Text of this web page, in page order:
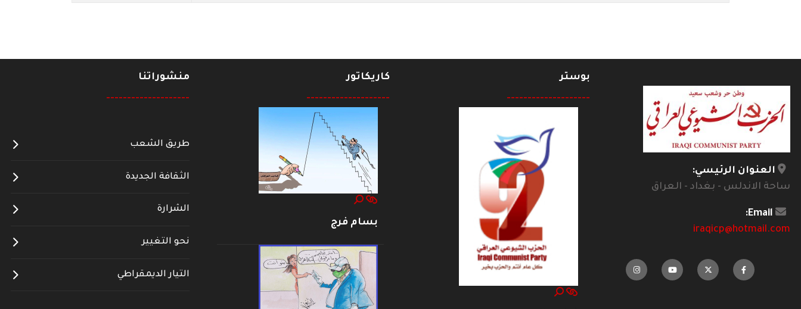
العنوان الرئيسي:
ساحة الاندلس - بغداد - العراق
Email:
iraqicp@hotmail.com
بوستر
--------------------
كاريكاتور
--------------------
بسام فرج
منشوراتنا
--------------------
طريق الشعب
الثقافة الجديدة
الشرارة
نحو التغيير
التيار الديمقراطي